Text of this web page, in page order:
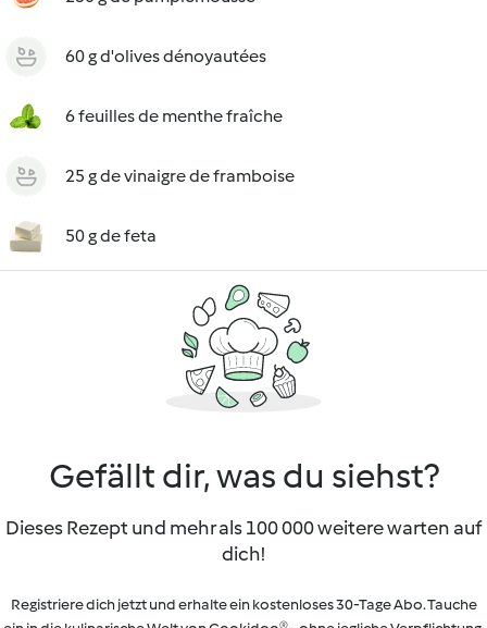
60 g d'olives dénoyautées
6 feuilles de menthe fraîche
25 g de vinaigre de framboise
50 g de feta
Gefällt dir, was du siehst?
Dieses Rezept und mehr als 100 000 weitere warten auf
dich!
Registriere dich jetzt und erhalte ein kostenloses 30-Tage Abo. Tauche